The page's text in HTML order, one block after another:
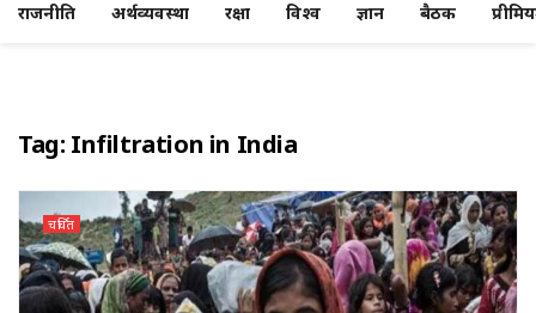
राजनीति अर्थव्यवस्था रक्षा विश्व ज्ञान बैठक
Tag: Infiltration in India
चर्चित